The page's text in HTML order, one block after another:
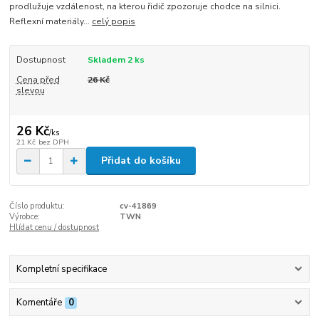
prodlužuje vzdálenost, na kterou řidič zpozoruje chodce na silnici.
Reflexní materiály... celý popis
Dostupnost
Skladem 2 ks
Cena před
slevou
26 Kč
26 Kč/ks
21 Kč bez DPH
Přidat do košíku
Číslo produktu:
cv-41869
Výrobce:
TWN
Hlídat cenu / dostupnost
Kompletní specifikace
Komentáře 0